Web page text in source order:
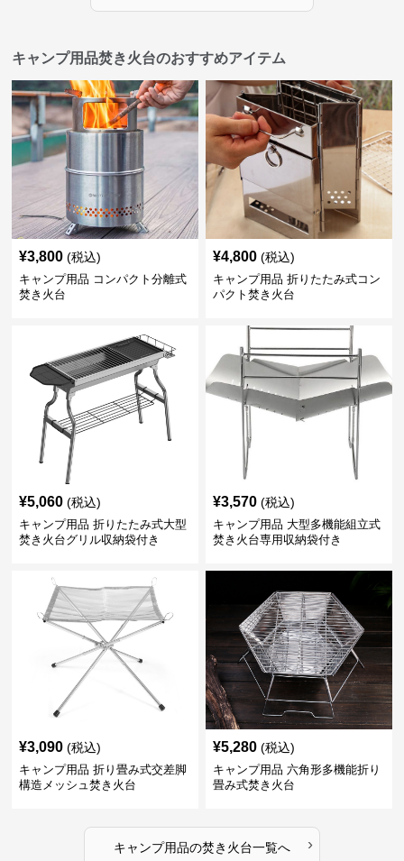
キャンプ用品焚き火台のおすすめアイテム
¥3,800 (税込)
キャンプ用品 コンパクト分離式
焚き火台
¥4,800 (税込)
キャンプ用品 折りたたみ式コン
パクト焚き火台
¥5,060 (税込)
キャンプ用品 折りたたみ式大型
焚き火台グリル収納袋付き
¥3,570 (税込)
キャンプ用品 大型多機能組立式
焚き火台専用収納袋付き
¥3,090 (税込)
キャンプ用品 折り畳み式交差脚
構造メッシュ焚き火台
¥5,280 (税込)
キャンプ用品 六角形多機能折り
畳み式焚き火台
キャンプ用品の焚き火台一覧へ ›